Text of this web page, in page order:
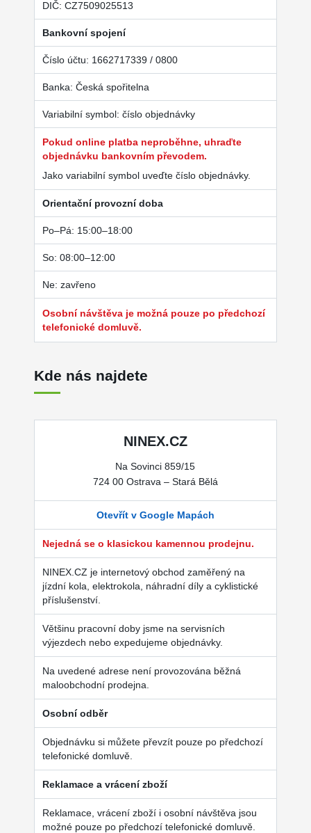
DIČ: CZ7509025513
Bankovní spojení
Číslo účtu: 1662717339 / 0800
Banka: Česká spořitelna
Variabilní symbol: číslo objednávky
Pokud online platba neproběhne, uhraďte
objednávku bankovním převodem.
Jako variabilní symbol uveďte číslo objednávky.
Orientační provozní doba
Po–Pá: 15:00–18:00
So: 08:00–12:00
Ne: zavřeno
Osobní návštěva je možná pouze po předchozí
telefonické domluvě.
Kde nás najdete
NINEX.CZ
Na Sovinci 859/15
724 00 Ostrava – Stará Bělá
Otevřít v Google Mapách
Nejedná se o klasickou kamennou prodejnu.
NINEX.CZ je internetový obchod zaměřený na
jízdní kola, elektrokola, náhradní díly a cyklistické
příslušenství.
Většinu pracovní doby jsme na servisních
výjezdech nebo expedujeme objednávky.
Na uvedené adrese není provozována běžná
maloobchodní prodejna.
Osobní odběr
Objednávku si můžete převzít pouze po předchozí
telefonické domluvě.
Reklamace a vrácení zboží
Reklamace, vrácení zboží i osobní návštěva jsou
možné pouze po předchozí telefonické domluvě.